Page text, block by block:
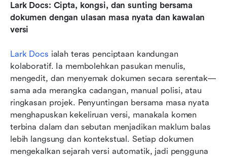
Lark Docs: Cipta, kongsi, dan sunting bersama
dokumen dengan ulasan masa nyata dan kawalan
versi
Lark Docs ialah teras penciptaan kandungan
kolaboratif. Ia membolehkan pasukan menulis,
mengedit, dan menyemak dokumen secara serentak—
sama ada merangka cadangan, manual polisi, atau
ringkasan projek. Penyuntingan bersama masa nyata
menghapuskan kekeliruan versi, manakala komen
terbina dalam dan sebutan menjadikan maklum balas
lebih langsung dan kontekstual. Setiap dokumen
mengekalkan sejarah versi automatik, jadi pengguna